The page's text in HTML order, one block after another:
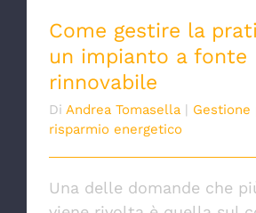
Come gestire la
un impianto a fonte
rinnovabile
Di Andrea Tomasella
risparmio energetico
Una delle domande che